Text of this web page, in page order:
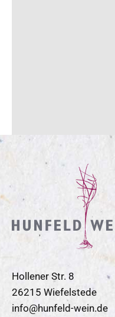
Hollener Str. 8
26215 Wiefelstede
info@hunfeld-wein.de